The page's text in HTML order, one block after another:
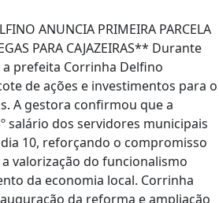
ANUNCIA PRIMEIRA PARCELA
PARA CAJAZEIRAS** Durante
a prefeita Corrinha Delfino
de ações e investimentos para o
A gestora confirmou que a
salário dos servidores municipais
10, reforçando o compromisso
valorização do funcionalismo
da economia local. Corrinha
da reforma e ampliação